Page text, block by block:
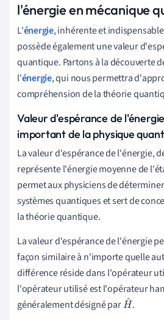
l'énergie en mécanique
L'énergie, inhérente et
possède également une valeur
quantique. Partons à la découverte
l'énergie, qui nous permettra
compréhension de la théorie
Valeur d'espérance de
important de la physique
La valeur d'espérance de l'énergie,
représente l'énergie moyenne de
permet aux physiciens de
systèmes quantiques et sert de
la théorie quantique.
La valeur d'espérance de l'énergie
façon similaire à n'importe quelle
différence réside dans l'opérateur
l'opérateur utilisé est l'opérateur
généralement désigné parH .